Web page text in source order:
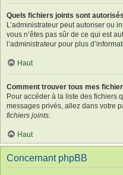
Quels fichiers joints sont
L’administrateur peut autoriser ou
vous n’êtes pas sûr de ce qui est
l’administrateur pour plus
Haut
Comment trouver tous mes
Pour accéder à la liste des fichiers
messages privés, allez dans votre
fichiers joints.
Haut
Concernant phpBB